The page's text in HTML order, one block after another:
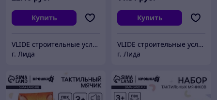
Купить
VLIDE cтроительные услуги и товары для дома (оптом и в розницу)
г. Лида
Купить
VLIDE cтроительные услуги и товары для дома (оптом и в розницу)
г. Лида